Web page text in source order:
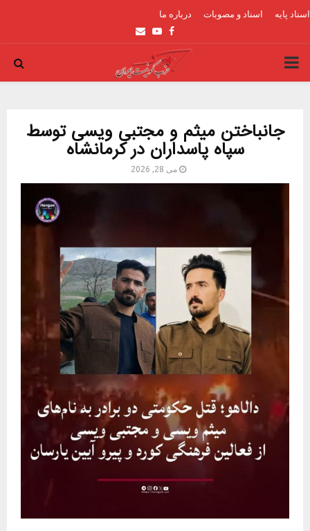
اسناد پایه اسناد و مصوبات درباره ما
Facebook
Youtube
Email
PRIMARY
جانباختن میثم و مجتبی ویسی توسط
سپاه پاسداران در کرمانشاه
می 28, 2026